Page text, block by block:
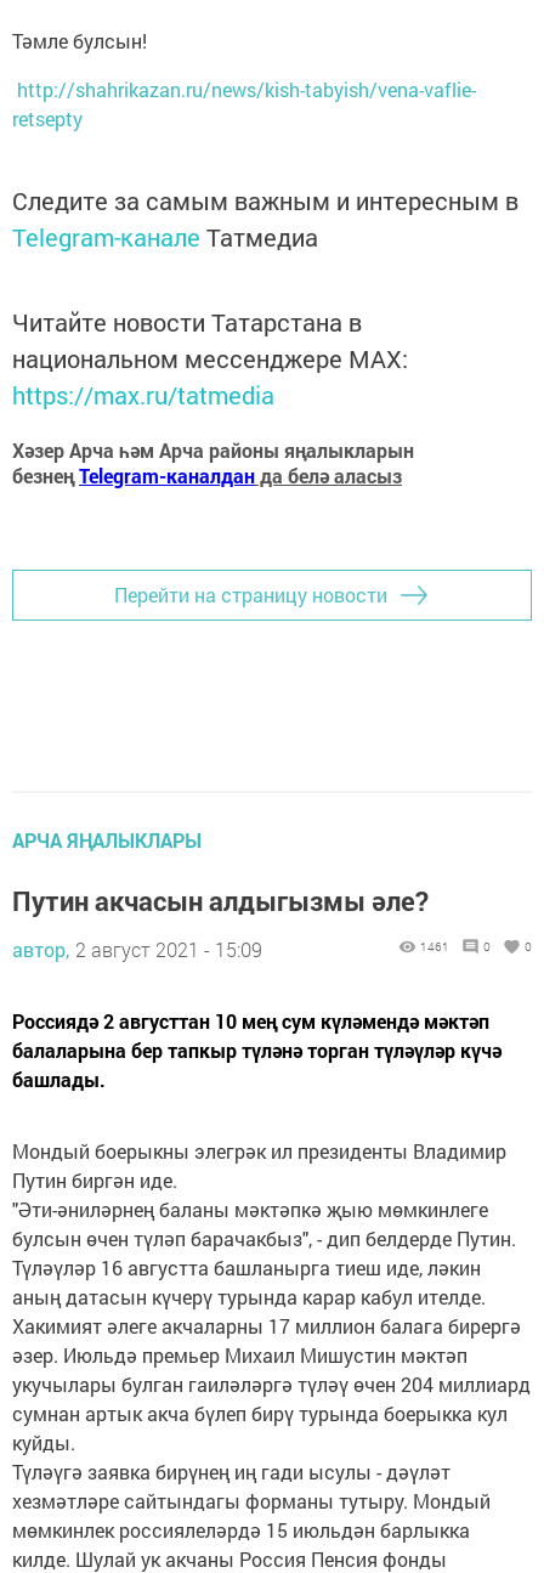
Тәмле булсын!
http://shahrikazan.ru/news/kish-tabyish/vena-vaflie-
retsepty
Следите за самым важным и интересным в
Telegram-канале Татмедиа
Читайте новости Татарстана в
национальном мессенджере MАХ:
https://max.ru/tatmedia
Хәзер Арча һәм Арча районы яңалыкларын
безнеңTelegram-каналданда белә аласыз
Перейти на страницу новости
АРЧА ЯҢАЛЫКЛАРЫ
Путин акчасын алдыгызмы әле?
автор, 2 август 2021 - 15:09 1461 0 0
Россиядә 2 августтан 10 мең сум күләмендә мәктәп
балаларына бер тапкыр түләнә торган түләүләр күчә
башлады.
Мондый боерыкны элегрәк ил президенты Владимир
Путин биргән иде.
"Әти-әниләрнең баланы мәктәпкә җыю мөмкинлеге
булсын өчен түләп барачакбыз", - дип белдерде Путин.
Түләүләр 16 августта башланырга тиеш иде, ләкин
аның датасын күчерү турында карар кабул ителде.
Хакимият әлеге акчаларны 17 миллион балага бирергә
әзер. Июльдә премьер Михаил Мишустин мәктәп
укучылары булган гаиләләргә түләү өчен 204 миллиард
сумнан артык акча бүлеп бирү турында боерыкка кул
куйды.
Түләүгә заявка бирүнең иң гади ысулы - дәүләт
хезмәтләре сайтындагы форманы тутыру. Мондый
мөмкинлек россиялеләрдә 15 июльдән барлыкка
килде. Шулай ук акчаны Россия Пенсия фонды